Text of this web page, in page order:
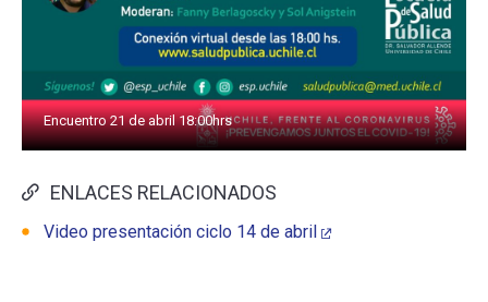
Encuentro 21 de abril 18:00hrs
ENLACES RELACIONADOS
Video presentación ciclo 14 de abril